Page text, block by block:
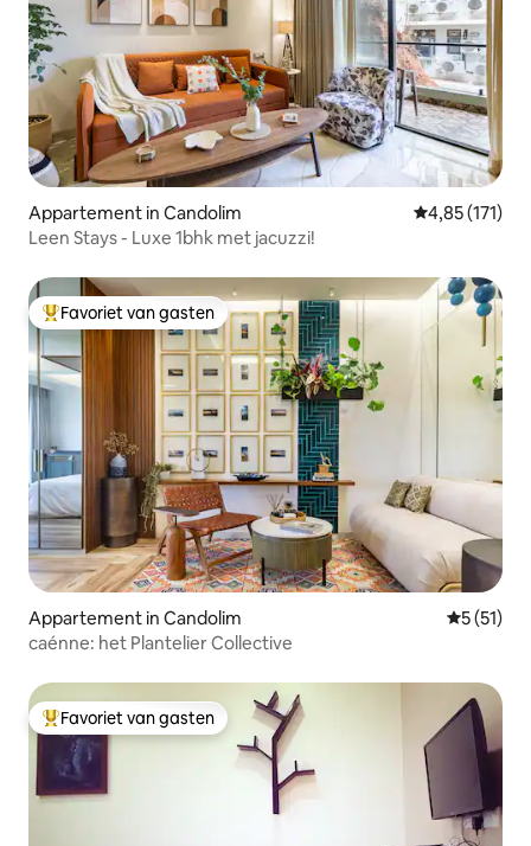
Appartement in Candolim Gemiddelde
4,85 (171)
Leen Stays - Luxe 1bhk met jacuzzi!
Topfavoriet van gasten
Favoriet van gasten
Appartement in Candolim
5 (51)
caénne: het Plantelier Collective
Topfavoriet van gasten
Favoriet van gasten